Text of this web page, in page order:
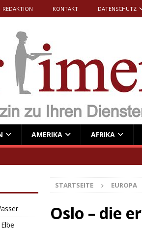
REDAKTION KONTAKT DATENSCHUTZ
AMERIKA AFRIKA
STARTSEITE EUROPA
Oslo – die